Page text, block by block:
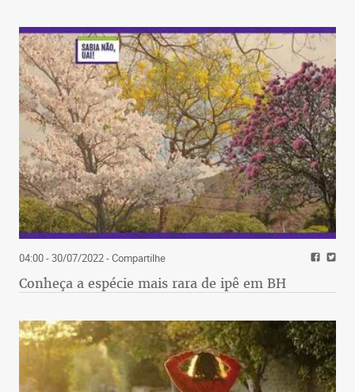
04:00 - 30/07/2022- Compartilhe
Conheça a espécie mais rara de ipê em BH